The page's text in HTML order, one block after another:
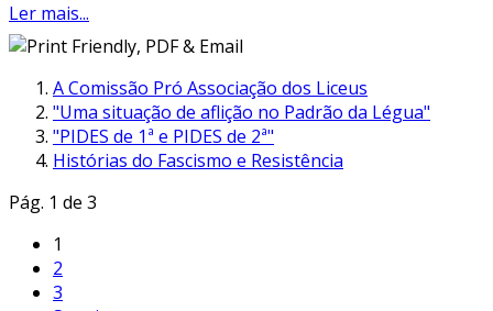
Ler mais...
A Comissão Pró Associação dos Liceus
"Uma situação de aflição no Padrão da Légua"
"PIDES de 1ª e PIDES de 2ª"
Histórias do Fascismo e Resistência
Pág. 1 de 3
1
2
3